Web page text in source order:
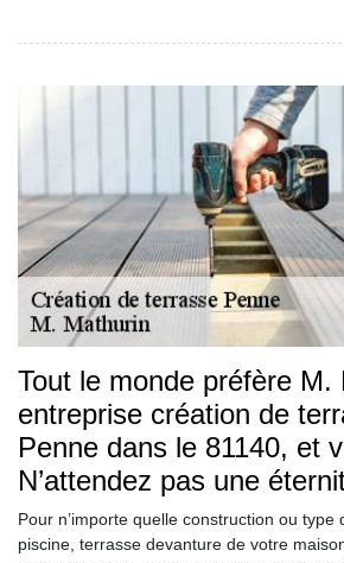
Tout le monde préfère M.
entreprise création de
Penne dans le 81140, et
N’attendez pas une
Pour n’importe quelle construction ou
piscine, terrasse devanture de votre